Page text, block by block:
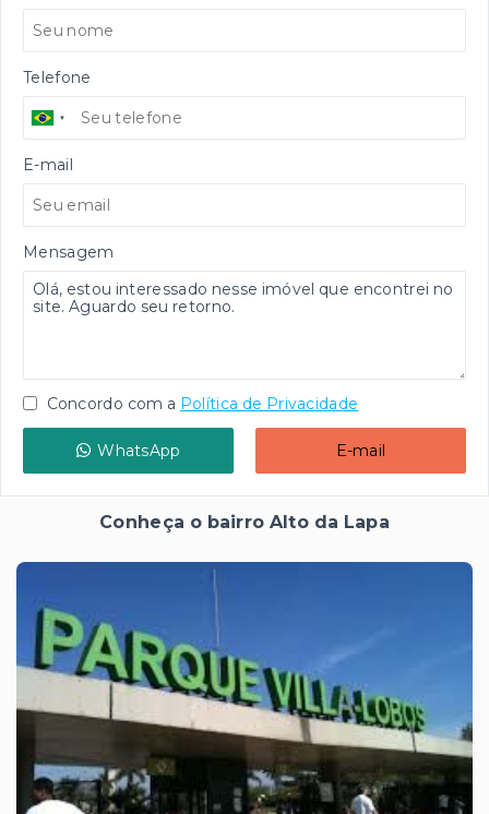
Telefone
E-mail
Mensagem
Concordo com a Política de Privacidade
WhatsApp E-mail
Conheça o bairro Alto da Lapa